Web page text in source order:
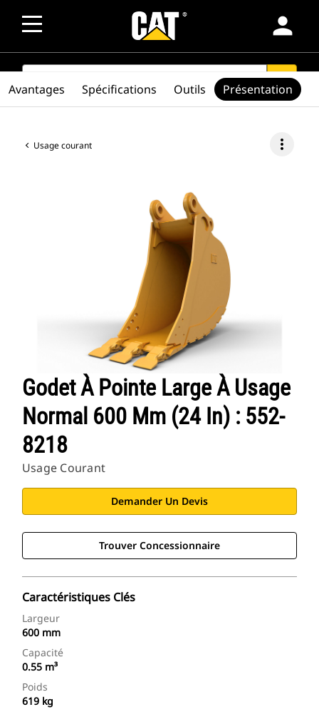
person
SEARCH search
Usage courant more_vert
Godet À Pointe Large À Usage
Normal 600 Mm (24 In) : 552-
8218
Usage Courant
Demander Un Devis
Trouver Concessionnaire
Caractéristiques Clés
Largeur
600 mm
Capacité
0.55 m³
Poids
619 kg
Avantages Spécifications Outils Présentation